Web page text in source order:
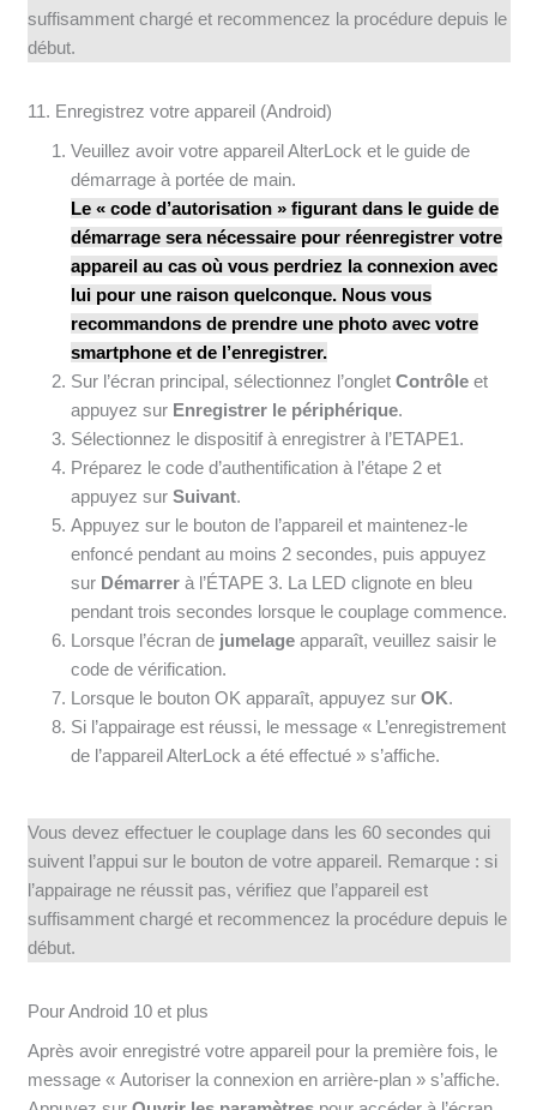
suffisamment chargé et recommencez la procédure depuis le
début.
11. Enregistrez votre appareil (Android)
Veuillez avoir votre appareil AlterLock et le guide de
démarrage à portée de main.
Le « code d’autorisation » figurant dans le guide de
démarrage sera nécessaire pour réenregistrer votre
appareil au cas où vous perdriez la connexion avec
lui pour une raison quelconque. Nous vous
recommandons de prendre une photo avec votre
smartphone et de l’enregistrer.
Sur l’écran principal, sélectionnez l’onglet Contrôleet
appuyez sur Enregistrer le périphérique.
Sélectionnez le dispositif à enregistrer à l’ETAPE1.
Préparez le code d’authentification à l’étape 2 et
appuyez sur Suivant.
Appuyez sur le bouton de l’appareil et maintenez-le
enfoncé pendant au moins 2 secondes, puis appuyez
sur Démarrerà l’ÉTAPE 3. La LED clignote en bleu
pendant trois secondes lorsque le couplage commence.
Lorsque l’écran de jumelageapparaît, veuillez saisir le
code de vérification.
Lorsque le bouton OK apparaît, appuyez sur OK.
Si l’appairage est réussi, le message « L’enregistrement
de l’appareil AlterLock a été effectué » s’affiche.
Vous devez effectuer le couplage dans les 60 secondes qui
suivent l’appui sur le bouton de votre appareil. Remarque : si
l’appairage ne réussit pas, vérifiez que l’appareil est
suffisamment chargé et recommencez la procédure depuis le
début.
Pour Android 10 et plus
Après avoir enregistré votre appareil pour la première fois, le
message « Autoriser la connexion en arrière-plan » s’affiche.